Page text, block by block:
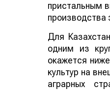
пристальным
производства
Для
одним из
окажется
культур на
аграрных